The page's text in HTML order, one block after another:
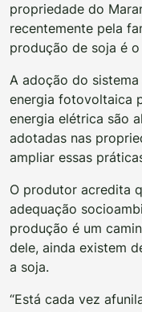
propriedade do
recentemente pela
produção de soja é
A adoção do
energia fotovoltaica
energia elétrica são
adotadas nas
ampliar essas
O produtor acredita
adequação
produção é um
dele, ainda existem
a soja.
“Está cada vez